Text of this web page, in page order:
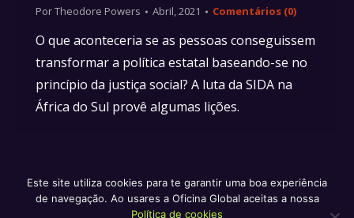
PorTheodore Powers Abril, 2021 Comentários (0)
O que aconteceria se as pessoas conseguissem
transformar a política estatal baseando-se no
princípio da justiça social? A luta da SIDA na
África do Sul provê algumas lições.
Política de privacidade e termos de serviço
Este site utiliza cookies para te garantir uma boa experiência
de navegação. Ao usares a Oficina Global aceitas a nossa
Política de cookies